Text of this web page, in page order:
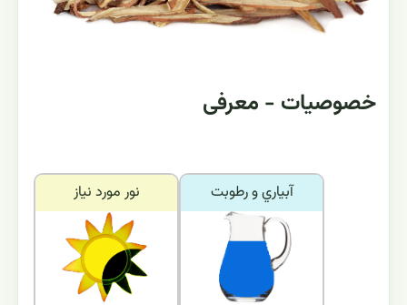
خصوصیات - معرفی
نور مورد نياز آبياري و رطوبت